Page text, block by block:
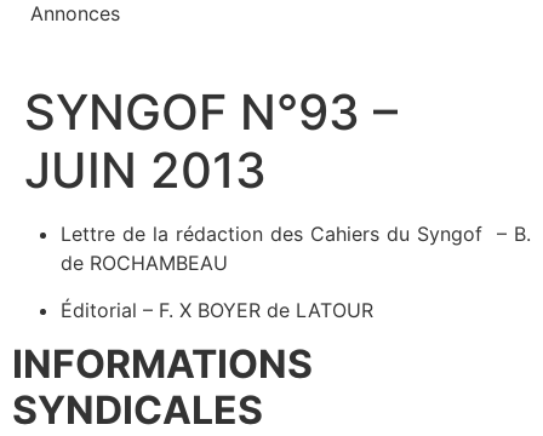
Annonces
SYNGOF N°93 –
JUIN 2013
Lettre de la rédaction des Cahiers du Syngof – B.
de ROCHAMBEAU
Éditorial – F. X BOYER de LATOUR
INFORMATIONS
SYNDICALES